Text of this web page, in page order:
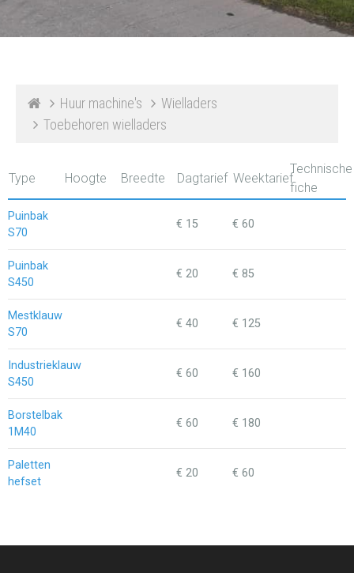
Huur machine's
Wielladers
Toebehoren wielladers
Type Hoogte Breedte Dagtarief Weektarief
Technische
fiche
Puinbak
S70
€ 15 € 60
Puinbak
S450
€ 20 € 85
Mestklauw
S70
€ 40 € 125
Industrieklauw
S450
€ 60 € 160
Borstelbak
1M40
€ 60 € 180
Paletten
hefset
€ 20 € 60